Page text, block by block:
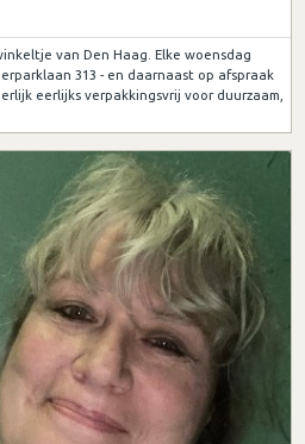
van Den Haag. Elke woensdag
313 - en daarnaast op afspraak
eerlijks verpakkingsvrij voor duurzaam,